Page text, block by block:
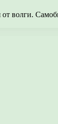
от волги.